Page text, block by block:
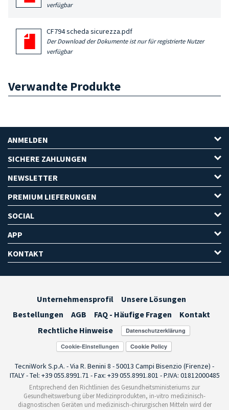
verfügbar
CF794 scheda sicurezza.pdf
Der Download der Dokumente ist nur für registrierte Nutzer
verfügbar
Verwandte Produkte
ANMELDEN
SICHERE ZAHLUNGEN
NEWSLETTER
PREMIUM LIEFERUNGEN
SOCIAL
APP
KONTAKT
Unternehmensprofil
Unsere Lösungen
Bestellungen
AGB FAQ - Häufige Fragen
Kontakt
Rechtliche Hinweise
Cookie-Einstellungen
TecniWork S.p.A. - Via R. Benini 8 - 50013 Campi Bisenzio (Firenze) -
ITALY - Tel: +39 055.8991.71 - Fax: +39 055.8991.801 - P.IVA: 01812000485
Entsprechend den Richtlinien des Gesundheitsministeriums zur
Gesundheitswerbung über Medizinprodukten, in-vitro medizinisch-
diagnostischen Geräten und medizinisch-chirurgischen Mitteln wird der